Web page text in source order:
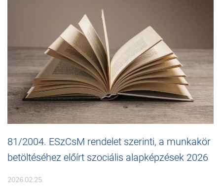
81/2004. ESzCsM rendelet szerinti, a munkakör
betöltéséhez előírt szociális alapképzések 2026
2026.02.25.